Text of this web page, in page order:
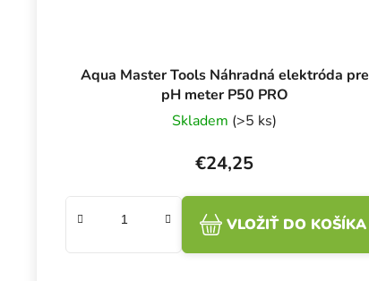
Aqua Master Tools Náhradná elektróda pre
pH meter P50 PRO
Skladem (>5 ks)
€24,25
VLOŽIŤ DO KOŠÍKA